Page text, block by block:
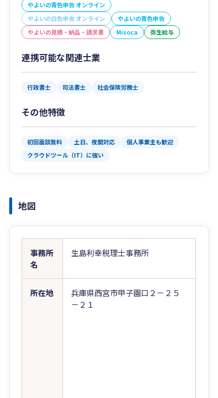
やよいの青色申告 オンライン
やよいの白色申告 オンライン
やよいの青色申告
やよいの見積・納品・請求書
Misoca 弥生給与
連携可能な関連士業
行政書士 司法書士 社会保険労務士
その他特徴
初回面談無料 土日、夜間対応
個人事業主も歓迎
クラウドツール（IT）に強い
地図
事務所
名
生島利幸税理士事務所
所在地
兵庫県西宮市甲子園口２－２５
－２１